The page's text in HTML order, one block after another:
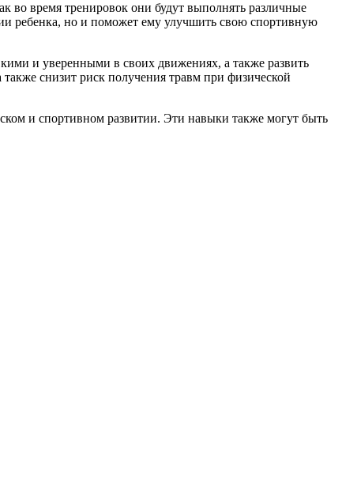
во время тренировок они будут выполнять различные
ребенка, но и поможет ему улучшить свою спортивную
и уверенными в своих движениях, а также развить
снизит риск получения травм при физической
и спортивном развитии. Эти навыки также могут быть